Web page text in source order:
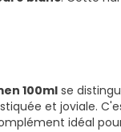
100ml se
et joviale.
idéal